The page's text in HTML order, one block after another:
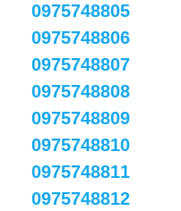
0975748805
0975748806
0975748807
0975748808
0975748809
0975748810
0975748811
0975748812